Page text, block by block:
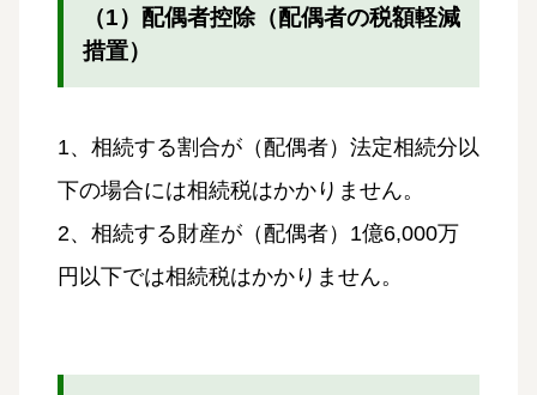
（1）配偶者控除（配偶者の税額軽減
措置）
1、相続する割合が（配偶者）法定相続分以
下の場合には相続税はかかりません。
2、相続する財産が（配偶者）1億6,000万
円以下では相続税はかかりません。